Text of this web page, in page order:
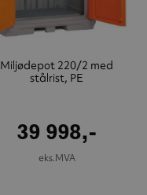
Miljødepot 220/2 med
stålrist, PE
39 998,-
eks.MVA